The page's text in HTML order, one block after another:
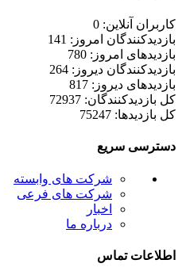
کاربران آنلاین: 0
بازدیدکنندگان امروز: 141
بازدیدهای امروز: 780
بازدیدکنندگان دیروز: 264
بازدیدهای دیروز: 817
کل بازدیدکنند‌گان: 72937
کل بازدیدها: 75247
دسترسی سریع
شرکت های وابسته
شرکت های فرعی
اخبار
درباره ما
اطلاعات تماس